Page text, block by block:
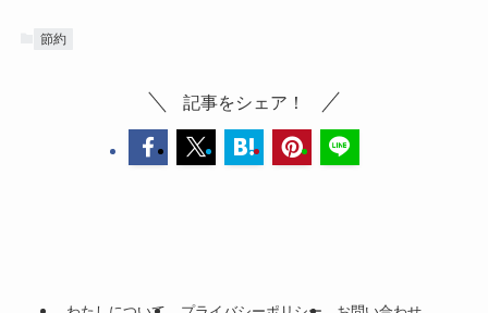
節約
記事をシェア！